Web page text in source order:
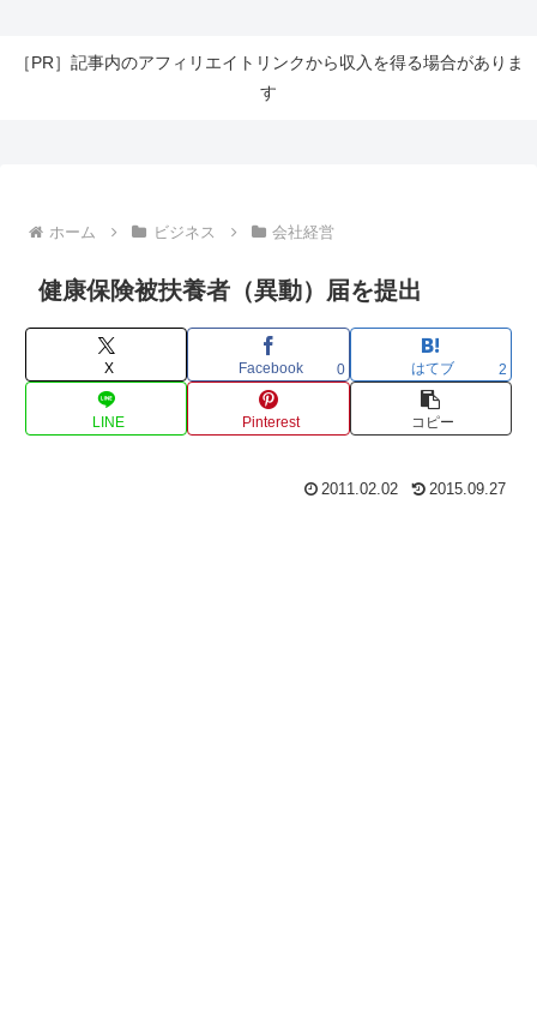
［PR］記事内のアフィリエイトリンクから収入を得る場合がありま
す
ホーム ビジネス 会社経営
健康保険被扶養者（異動）届を提出
X Facebook 0 はてブ 2
LINE Pinterest コピー
2011.02.02 2015.09.27